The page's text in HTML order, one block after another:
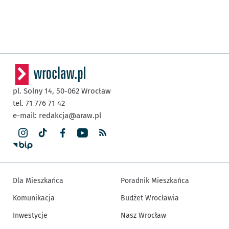
pl. Solny 14, 50-062 Wrocław
tel. 71 776 71 42
e-mail: redakcja@araw.pl
Dla Mieszkańca
Komunikacja
Inwestycje
Poradnik Mieszkańca
Budżet Wrocławia
Nasz Wrocław